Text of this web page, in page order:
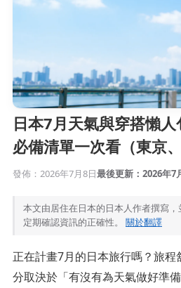
日本7月天氣與穿搭懶人
必備清單一次看（東京
發佈：2026年7月8日最後更新：2026年7
本文由居住在日本的日本人作者撰寫
定期確認資訊的正確性。 關於翻譯
正在計畫7月的日本旅行嗎？旅
分取決於「有沒有為天氣做好準